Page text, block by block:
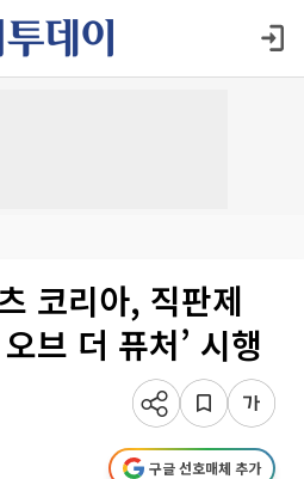
코리아, 직판제
브 더 퓨처’ 시행
구글 선호매체 추가